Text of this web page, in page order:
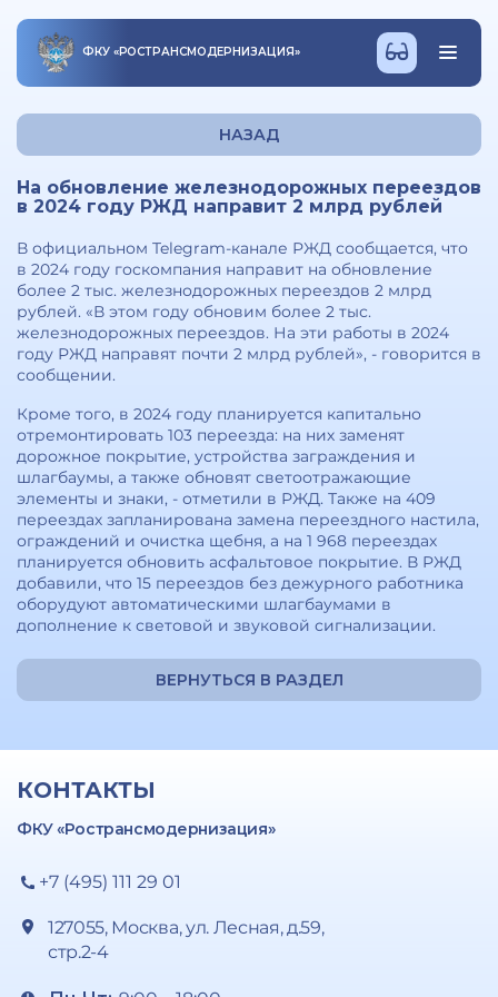
ФКУ «РОСТРАНСМОДЕРНИЗАЦИЯ»
НАЗАД
На обновление железнодорожных переездов
в 2024 году РЖД направит 2 млрд рублей
В официальном Telegram-канале РЖД сообщается, что
в 2024 году госкомпания направит на обновление
более 2 тыс. железнодорожных переездов 2 млрд
рублей. «В этом году обновим более 2 тыс.
железнодорожных переездов. На эти работы в 2024
году РЖД направят почти 2 млрд рублей», - говорится в
сообщении.
Кроме того, в 2024 году планируется капитально
отремонтировать 103 переезда: на них заменят
дорожное покрытие, устройства заграждения и
шлагбаумы, а также обновят светоотражающие
элементы и знаки, - отметили в РЖД. Также на 409
переездах запланирована замена переездного настила,
ограждений и очистка щебня, а на 1 968 переездах
планируется обновить асфальтовое покрытие. В РЖД
добавили, что 15 переездов без дежурного работника
оборудуют автоматическими шлагбаумами в
дополнение к световой и звуковой сигнализации.
ВЕРНУТЬСЯ В РАЗДЕЛ
КОНТАКТЫ
ФКУ «Ространсмодернизация»
+7 (495) 111 29 01
127055, Москва, ул. Лесная, д.59,
стр.2-4